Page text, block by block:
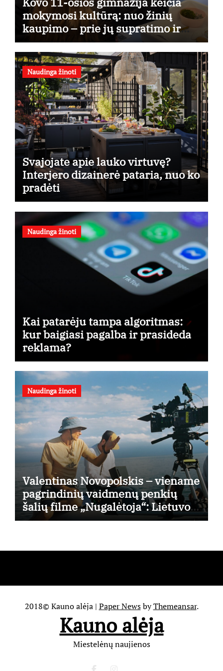
mokymosi kultūrą: nuo žinių
kaupimo – prie jų supratimo ir
taikymo
Naudinga žinoti
Svajojate apie lauko virtuvę?
Interjero dizainerė pataria, nuo ko
pradėti
Naudinga žinoti
Kai patarėju tampa algoritmas:
kur baigiasi pagalba ir prasideda
reklama?
Naudinga žinoti
Valentinas Novopolskis – viename
pagrindinių vaidmenų penkių
šalių filme „Nugalėtoja“: Lietuvos
kino teatruose – nuo rugpjūčio 7-
2018© Kauno alėja | Paper NewsbyThemeansar.
Kauno alėja
Miestelėnų naujienos